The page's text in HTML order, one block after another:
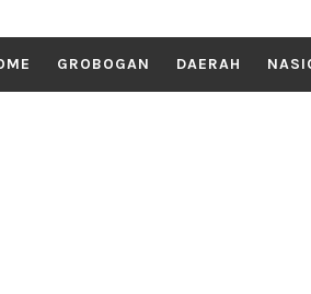
GROBOGAN DAERAH